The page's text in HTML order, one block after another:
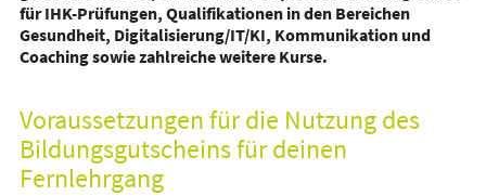
für IHK-Prüfungen, Qualifikationen in den Bereichen
Gesundheit, Digitalisierung/IT/KI, Kommunikation und
Coaching sowie zahlreiche weitere Kurse.
Voraussetzungen für die Nutzung des
Bildungsgutscheins für deinen
Fernlehrgang